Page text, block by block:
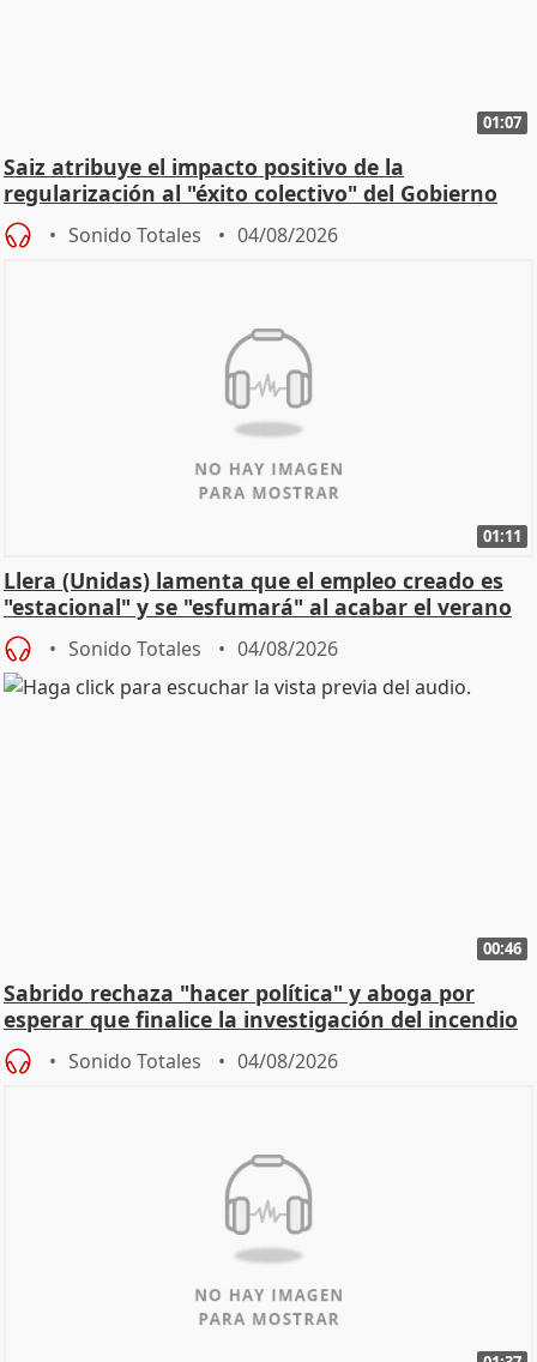
01:07
Saiz atribuye el impacto positivo de la
regularización al "éxito colectivo" del Gobierno
Sonido Totales 04/08/2026
01:11
Llera (Unidas) lamenta que el empleo creado es
"estacional" y se "esfumará" al acabar el verano
Sonido Totales 04/08/2026
00:46
Sabrido rechaza "hacer política" y aboga por
esperar que finalice la investigación del incendio
Sonido Totales 04/08/2026